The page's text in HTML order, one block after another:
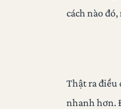
cách nào
Thật ra
nhanh hơn.